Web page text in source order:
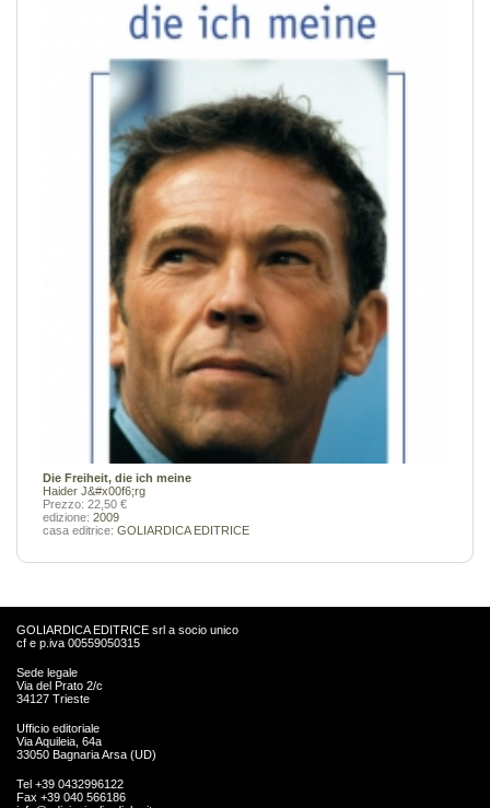
Die Freiheit, die ich meine
Haider J&#x00f6;rg
Prezzo: 22,50 €
edizione: 2009
casa editrice: GOLIARDICA EDITRICE
GOLIARDICA EDITRICE srl a socio unico
cf e p.iva 00559050315
Sede legale
Via del Prato 2/c
34127 Trieste
Ufficio editoriale
Via Aquileia, 64a
33050 Bagnaria Arsa (UD)
Tel +39 0432996122
Fax +39 040 566186